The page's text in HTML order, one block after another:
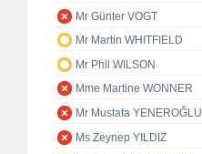
Mr Günter VOGT
Mr Martin WHITFIELD
Mr Phil WILSON
Mme Martine WONNER
Mr Mustafa YENEROĞLU
Ms Zeynep YILDIZ